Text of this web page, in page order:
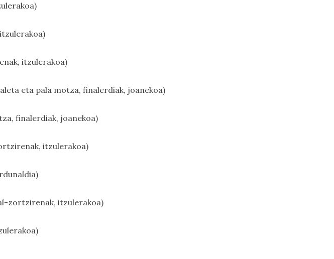
itzulerakoa)
eta pala motza, finalerdiak, joanekoa)
finalerdiak, joanekoa)
itzulerakoa)
zortzirenak, itzulerakoa)